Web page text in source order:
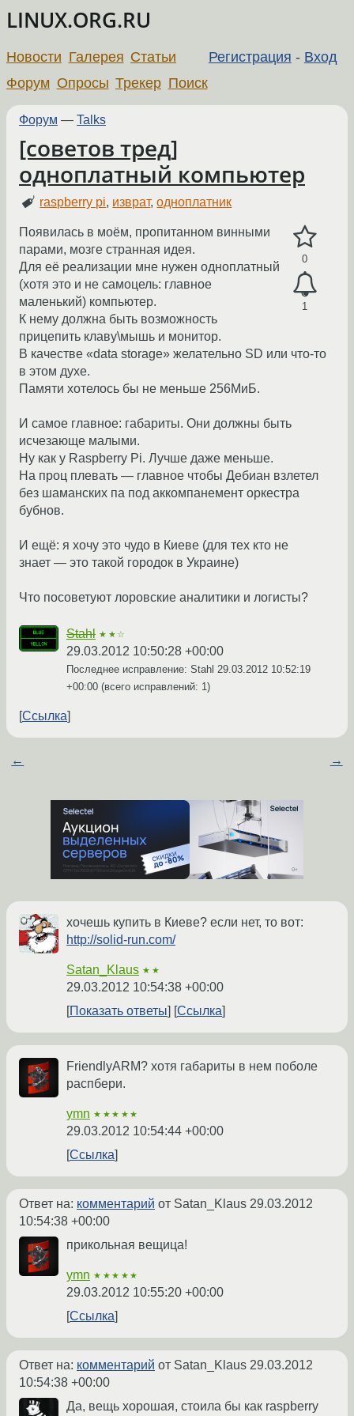
LINUX.ORG.RU
Регистрация - Вход
Новости Галерея Статьи
Форум Опросы Трекер Поиск
Форум — Talks
[советов тред]
одноплатный компьютер
raspberry pi, изврат,одноплатник
0
1
Появилась в моём, пропитанном винными
парами, мозге странная идея.
Для её реализации мне нужен одноплатный
(хотя это и не самоцель: главное
маленький) компьютер.
К нему должна быть возможность
прицепить клаву\мышь и монитор.
В качестве «data storage» желательно SD или что-то
в этом духе.
Памяти хотелось бы не меньше 256МиБ.
И самое главное: габариты. Они должны быть
исчезающе малыми.
Ну как у Raspberry Pi. Лучше даже меньше.
На проц плевать — главное чтобы Дебиан взлетел
без шаманских па под аккомпанемент оркестра
бубнов.
И ещё: я хочу это чудо в Киеве (для тех кто не
знает — это такой городок в Украине)
Что посоветуют лоровские аналитики и логисты?
Stahl ★★☆
29.03.2012 10:50:28 +00:00
Последнее исправление: Stahl 29.03.2012 10:52:19
+00:00 (всего исправлений: 1)
Ссылка
← →
хочешь купить в Киеве? если нет, то вот:
http://solid-run.com/
Satan_Klaus ★★
29.03.2012 10:54:38 +00:00
Показать ответы
Ссылка
FriendlyARM? хотя габариты в нем поболе
распбери.
ymn ★★★★★
29.03.2012 10:54:44 +00:00
Ссылка
Ответ на: комментарий от Satan_Klaus 29.03.2012
10:54:38 +00:00
прикольная вещица!
ymn ★★★★★
29.03.2012 10:55:20 +00:00
Ссылка
Ответ на: комментарий от Satan_Klaus 29.03.2012
10:54:38 +00:00
Да, вещь хорошая, стоила бы как raspberry